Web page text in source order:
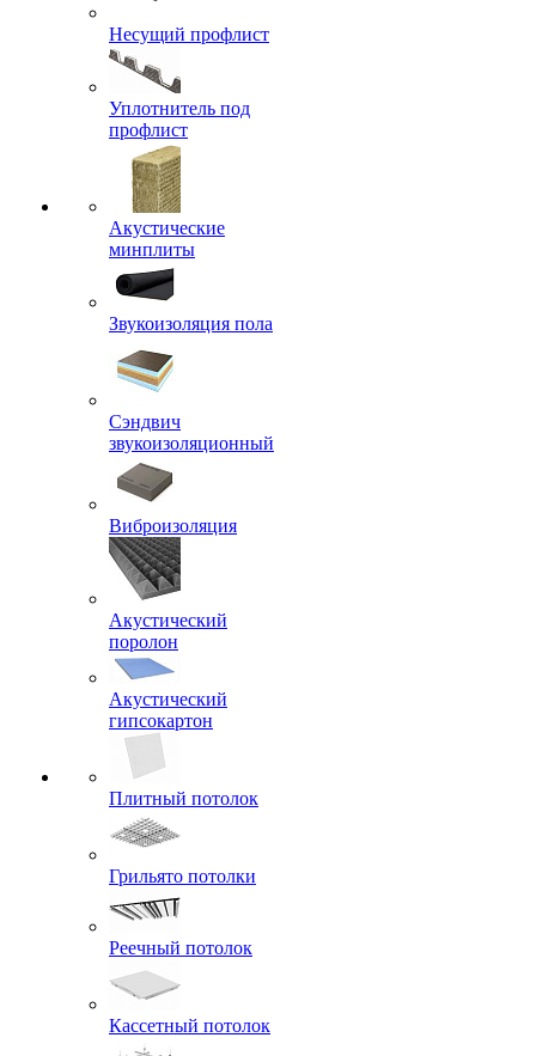
Несущий профлист
Уплотнитель под
профлист
Акустические
минплиты
Звукоизоляция пола
Сэндвич
звукоизоляционный
Виброизоляция
Акустический
поролон
Акустический
гипсокартон
Плитный потолок
Грильято потолки
Реечный потолок
Кассетный потолок